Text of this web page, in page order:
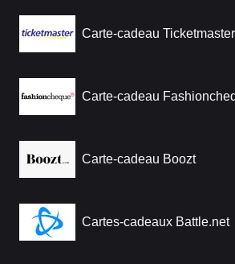
Carte-cadeau Ticketmaster
Carte-cadeau
Carte-cadeau Boozt
Cartes-cadeaux Battle.net